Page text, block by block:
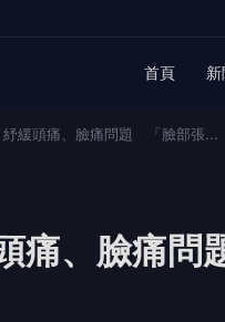
首頁
紓緩頭痛、臉痛問題 「臉部張...
痛、臉痛